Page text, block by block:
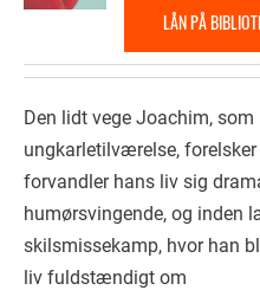
LÅN PÅ
Den lidt vege Joachim, som
ungkarletilværelse,
forvandler hans liv sig
humørsvingende, og inden
skilsmissekamp, hvor han
liv fuldstændigt om